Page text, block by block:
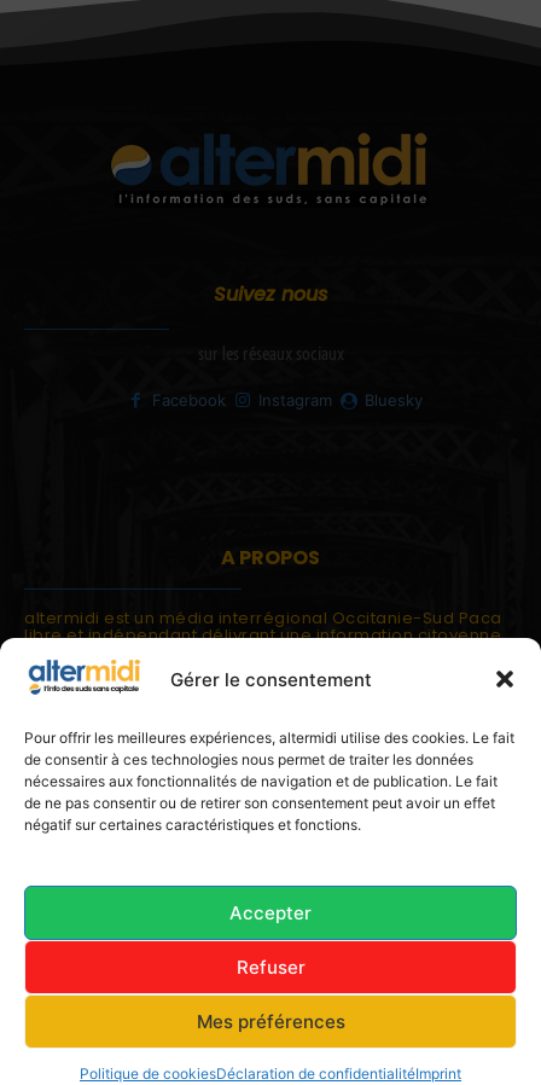
Gérer le consentement
Pour offrir les meilleures expériences, altermidi utilise des cookies. Le fait
de consentir à ces technologies nous permet de traiter les données
nécessaires aux fonctionnalités de navigation et de publication. Le fait
de ne pas consentir ou de retirer son consentement peut avoir un effet
négatif sur certaines caractéristiques et fonctions.
Accepter
Refuser
Mes préférences
Politique de cookiesDéclaration de confidentialitéImprint
Suivez nous
sur les réseaux sociaux
Facebook Instagram Bluesky
A PROPOS
altermidi est un média interrégional Occitanie-Sud Paca
libre et indépendant délivrant une information citoyenne
altermidi est ouvert sur les suds, la méditerranée,
l'europe.
altermidi aborde des thématiques globales évaluées à
partir des constats de terrain ou d'analyses à l'échelon
local.
altermidi c'est l'information capitale, sans capitale.
© 2025 altermidi.org - Les amis d'altermidi
Conditions générales Politique de cookies (UE)
Avertissement
Déclaration de confidentialité (UE)